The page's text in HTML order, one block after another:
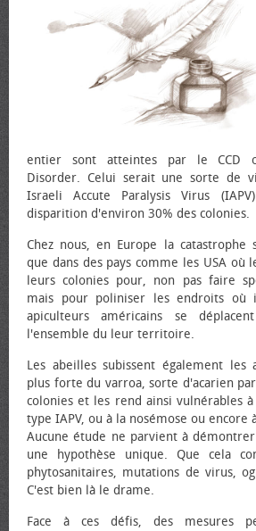
entier sont atteintes par le CCD
Disorder. Celui serait une sorte de
Israeli Accute Paralysis Virus
disparition d'environ 30% des colonies.
Chez nous, en Europe la catastrophe
que dans des pays comme les USA où
leurs colonies pour, non pas faire
mais pour poliniser les endroits où
apiculteurs américains se
l'ensemble du leur territoire.
Les abeilles subissent également les
plus forte du varroa, sorte d'acarien
colonies et les rend ainsi vulnérables
type IAPV, ou à la nosémose ou encore
Aucune étude ne parvient à
une hypothèse unique. Que cela
phytosanitaires, mutations de virus,
C'est bien là le drame.
Face à ces défis, des mesures